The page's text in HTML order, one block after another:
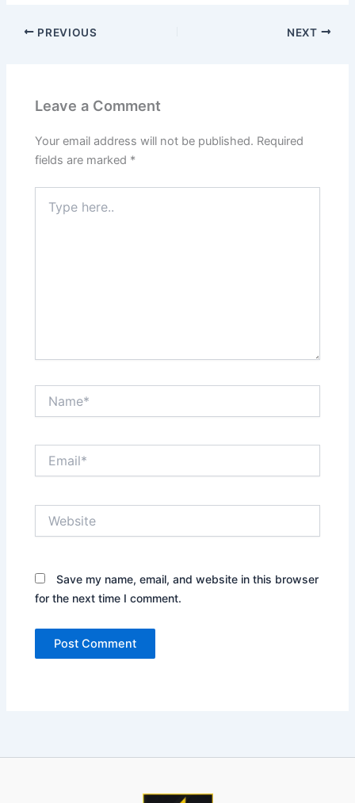
PREVIOUS NEXT
Leave a Comment
Your email address will not be published. Required
fields are marked *
here..
Save my name, email, and website in this browser
for the next time I comment.